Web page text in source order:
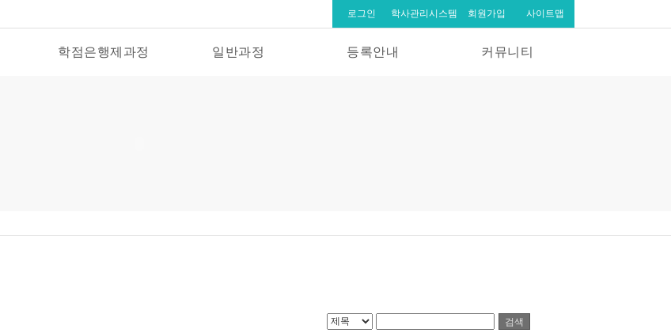
로그인 학사관리시스템 회원가입 사이트맵
학점은행제과정 일반과정 등록안내 커뮤니티